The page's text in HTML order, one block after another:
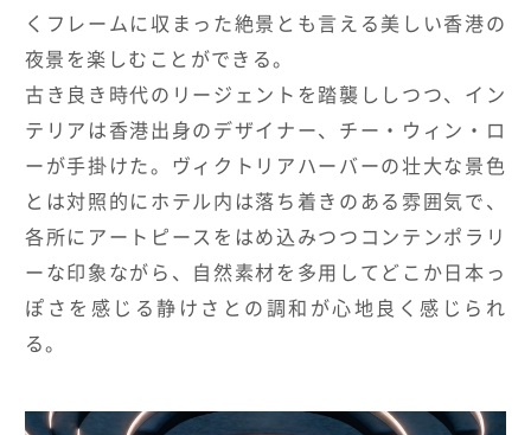
くフレームに収まった絶景とも言える美しい香港の
夜景を楽しむことができる。
古き良き時代のリージェントを踏襲ししつつ、イン
テリアは香港出身のデザイナー、チー・ウィン・ロ
ーが手掛けた。ヴィクトリアハーバーの壮大な景色
とは対照的にホテル内は落ち着きのある雰囲気で、
各所にアートピースをはめ込みつつコンテンポラリ
ーな印象ながら、自然素材を多用してどこか日本っ
ぽさを感じる静けさとの調和が心地良く感じられ
る。